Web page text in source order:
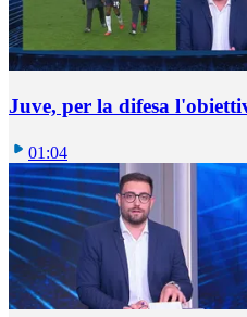
Juve, per la difesa
01:04